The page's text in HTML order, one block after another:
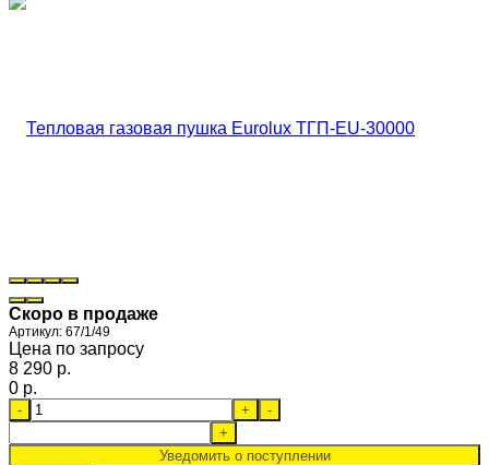
Скоро в продаже
Артикул: 67/1/49
Цена по запросу
8 290 p.
0 p.
- +
-
+
Уведомить о поступлении